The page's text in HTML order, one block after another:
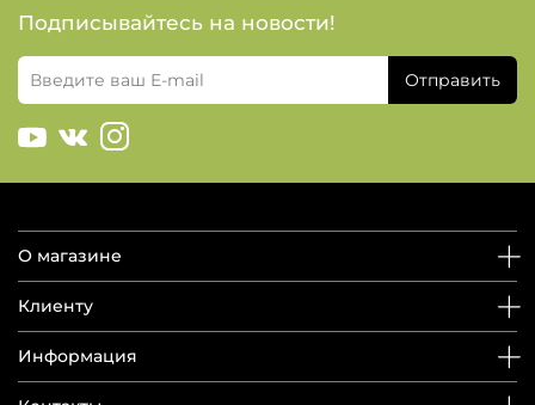
Подписывайтесь на новости!
Отправить
О магазине
Клиенту
Информация